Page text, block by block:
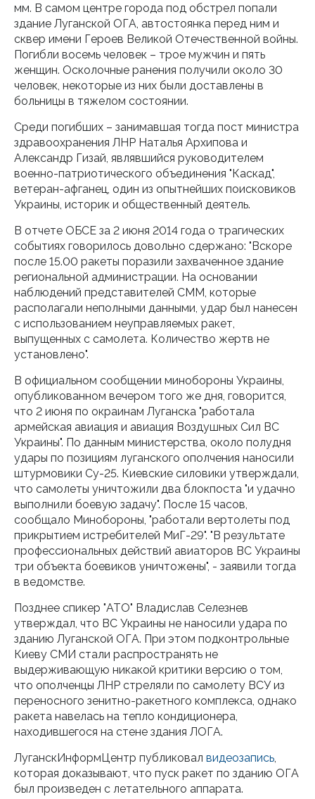
мм. В самом центре города под обстрел попали
здание Луганской ОГА, автостоянка перед ним и
сквер имени Героев Великой Отечественной войны.
Погибли восемь человек – трое мужчин и пять
женщин. Осколочные ранения получили около 30
человек, некоторые из них были доставлены в
больницы в тяжелом состоянии.
Среди погибших – занимавшая тогда пост министра
здравоохранения ЛНР Наталья Архипова и
Александр Гизай, являвшийся руководителем
военно-патриотического объединения "Каскад",
ветеран-афганец, один из опытнейших поисковиков
Украины, историк и общественный деятель.
В отчете ОБСЕ за 2 июня 2014 года о трагических
событиях говорилось довольно сдержано: "Вскоре
после 15.00 ракеты поразили захваченное здание
региональной администрации. На основании
наблюдений представителей СММ, которые
располагали неполными данными, удар был нанесен
с использованием неуправляемых ракет,
выпущенных с самолета. Количество жертв не
установлено".
В официальном сообщении минобороны Украины,
опубликованном вечером того же дня, говорится,
что 2 июня по окраинам Луганска "работала
армейская авиация и авиация Воздушных Сил ВС
Украины". По данным министерства, около полудня
удары по позициям луганского ополчения наносили
штурмовики Су-25. Киевские силовики утверждали,
что самолеты уничтожили два блокпоста "и удачно
выполнили боевую задачу". После 15 часов,
сообщало Минобороны, "работали вертолеты под
прикрытием истребителей МиГ-29". "В результате
профессиональных действий авиаторов ВС Украины
три объекта боевиков уничтожены", - заявили тогда
в ведомстве.
Позднее спикер "АТО" Владислав Селезнев
утверждал, что ВС Украины не наносили удара по
зданию Луганской ОГА. При этом подконтрольные
Киеву СМИ стали распространять не
выдерживающую никакой критики версию о том,
что ополченцы ЛНР стреляли по самолету ВСУ из
переносного зенитно-ракетного комплекса, однако
ракета навелась на тепло кондиционера,
находившегося на стене здания ЛОГА.
ЛуганскИнформЦентр публиковал видеозапись,
которая доказывают, что пуск ракет по зданию ОГА
был произведен с летательного аппарата.